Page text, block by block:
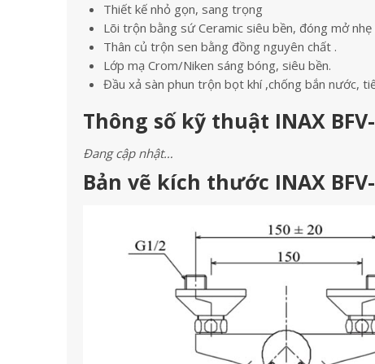
Thiết kế nhỏ gọn, sang trọng
Lõi trộn bằng sứ Ceramic siêu bền, đóng mở nhẹ
Thân củ trộn sen bằng đồng nguyên chất .
Lớp mạ Crom/Niken sáng bóng, siêu bền.
Đầu xả sàn phun trộn bọt khí ,chống bắn nước,
Thông số kỹ thuật INAX
Đang cập nhật…
Bản vẽ kích thước INAX